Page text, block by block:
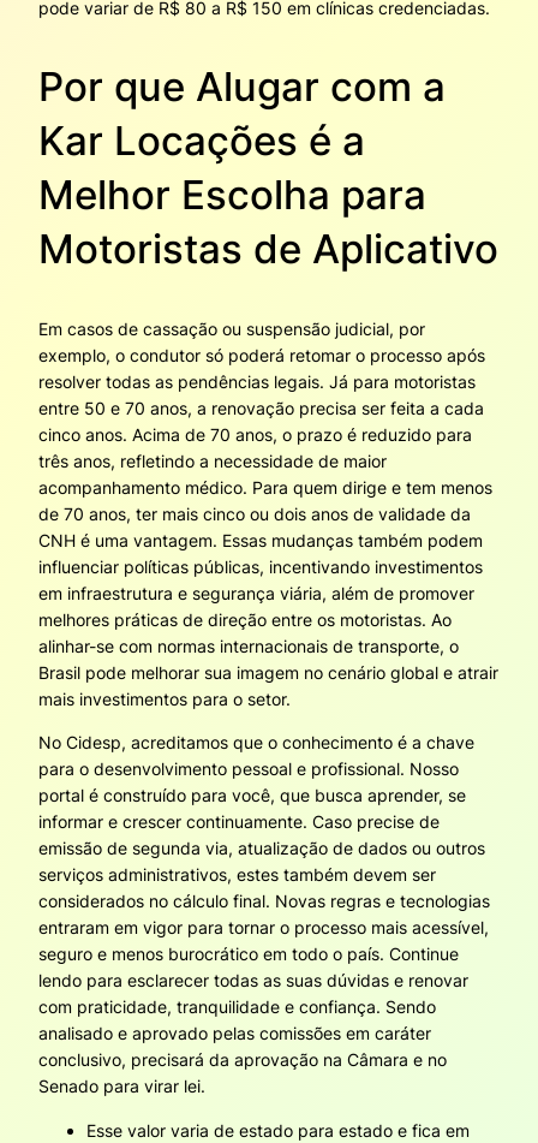
pode variar de R$ 80 a R$ 150 em clínicas credenciadas.
Por que Alugar com a
Kar Locações é a
Melhor Escolha para
Motoristas de Aplicativo
Em casos de cassação ou suspensão judicial, por
exemplo, o condutor só poderá retomar o processo após
resolver todas as pendências legais. Já para motoristas
entre 50 e 70 anos, a renovação precisa ser feita a cada
cinco anos. Acima de 70 anos, o prazo é reduzido para
três anos, refletindo a necessidade de maior
acompanhamento médico. Para quem dirige e tem menos
de 70 anos, ter mais cinco ou dois anos de validade da
CNH é uma vantagem. Essas mudanças também podem
influenciar políticas públicas, incentivando investimentos
em infraestrutura e segurança viária, além de promover
melhores práticas de direção entre os motoristas. Ao
alinhar-se com normas internacionais de transporte, o
Brasil pode melhorar sua imagem no cenário global e atrair
mais investimentos para o setor.
No Cidesp, acreditamos que o conhecimento é a chave
para o desenvolvimento pessoal e profissional. Nosso
portal é construído para você, que busca aprender, se
informar e crescer continuamente. Caso precise de
emissão de segunda via, atualização de dados ou outros
serviços administrativos, estes também devem ser
considerados no cálculo final. Novas regras e tecnologias
entraram em vigor para tornar o processo mais acessível,
seguro e menos burocrático em todo o país. Continue
lendo para esclarecer todas as suas dúvidas e renovar
com praticidade, tranquilidade e confiança. Sendo
analisado e aprovado pelas comissões em caráter
conclusivo, precisará da aprovação na Câmara e no
Senado para virar lei.
Esse valor varia de estado para estado e fica em